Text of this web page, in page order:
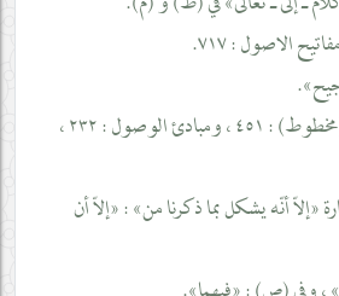
(٥) انظر نهاية الوصول (مخطوط) : ٤٥١ ، ومبادئ الوصول : ٢٣٢ ،
«إلاّ أنّه يشكل بما ذكرنا من» : «إلاّ أن